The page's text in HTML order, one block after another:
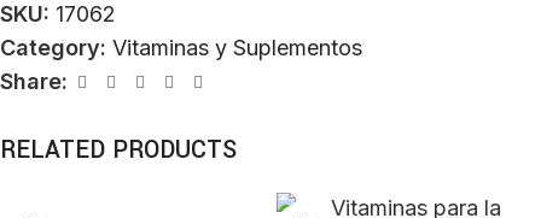
SKU: 17062
Category: Vitaminas y Suplementos
Share:
RELATED PRODUCTS